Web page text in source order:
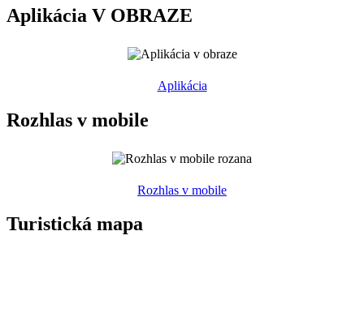
Aplikácia V OBRAZE
Aplikácia
Rozhlas v mobile
Rozhlas v mobile
Turistická mapa